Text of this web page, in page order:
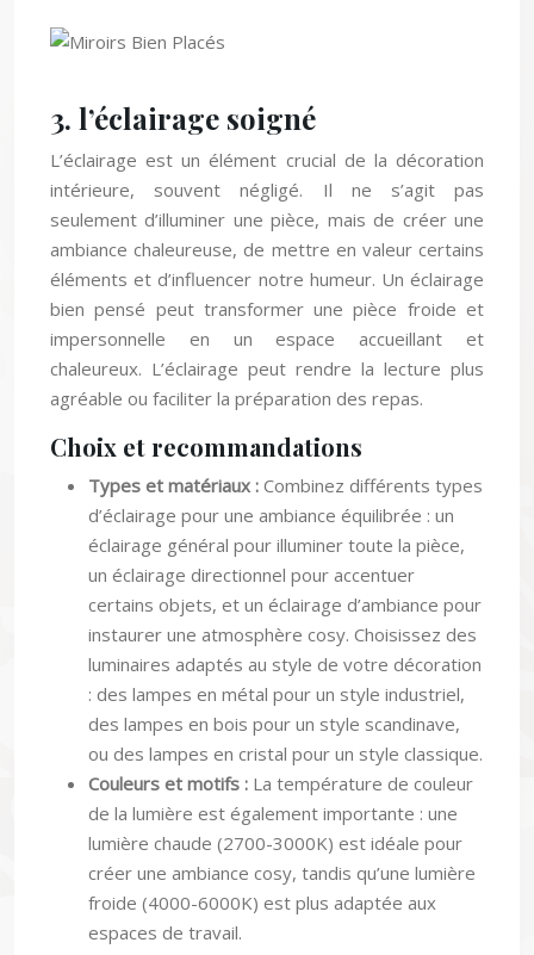
3. l’éclairage soigné
L’éclairage est un élément crucial de la décoration
intérieure, souvent négligé. Il ne s’agit pas
seulement d’illuminer une pièce, mais de créer une
ambiance chaleureuse, de mettre en valeur certains
éléments et d’influencer notre humeur. Un éclairage
bien pensé peut transformer une pièce froide et
impersonnelle en un espace accueillant et
chaleureux. L’éclairage peut rendre la lecture plus
agréable ou faciliter la préparation des repas.
d’éclairage pour une ambiance équilibrée : un
éclairage général pour illuminer toute la pièce,
un éclairage directionnel pour accentuer
certains objets, et un éclairage d’ambiance pour
instaurer une atmosphère cosy. Choisissez des
luminaires adaptés au style de votre décoration
: des lampes en métal pour un style industriel,
des lampes en bois pour un style scandinave,
ou des lampes en cristal pour un style classique.
Couleurs et motifs : La température de couleur
de la lumière est également importante : une
lumière chaude (2700-3000K) est idéale pour
créer une ambiance cosy, tandis qu’une lumière
froide (4000-6000K) est plus adaptée aux
espaces de travail.
Dimensions et proportions :